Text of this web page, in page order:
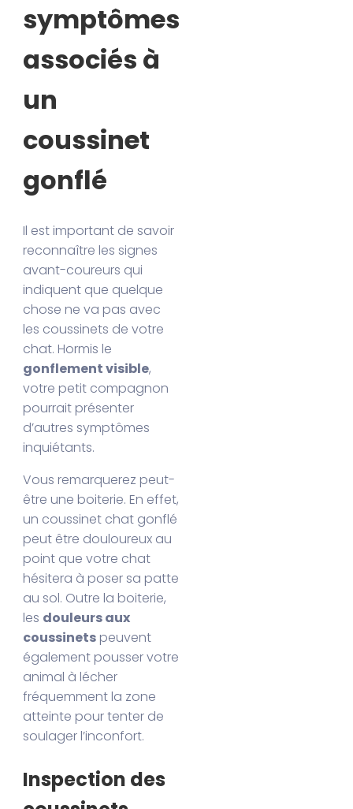
symptômes
associés à
un
coussinet
gonflé
Il est important de savoir
reconnaître les signes
avant-coureurs qui
indiquent que quelque
chose ne va pas avec
les coussinets de votre
chat. Hormis le
gonflement visible,
votre petit compagnon
pourrait présenter
d’autres symptômes
inquiétants.
Vous remarquerez peut-
être une boiterie. En effet,
un coussinet chat gonflé
peut être douloureux au
point que votre chat
hésitera à poser sa patte
au sol. Outre la boiterie,
les douleurs aux
coussinets peuvent
également pousser votre
animal à lécher
fréquemment la zone
atteinte pour tenter de
soulager l’inconfort.
Inspection des